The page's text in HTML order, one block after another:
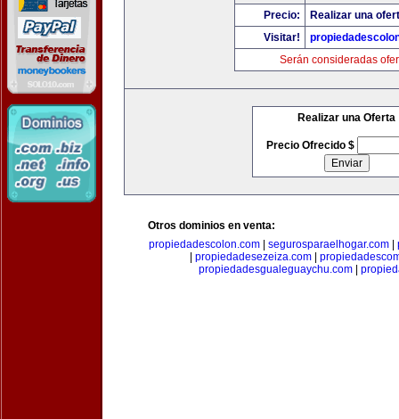
Precio:
Realizar una
Visitar!
Serán consideradas
Realizar una Oferta
Precio Ofrecido $
Otros dominios en venta:
propiedadescolon.com| segurosparaelhogar.com|
propiedadesezeiza.com
propiedadesgualeguaychu.com|